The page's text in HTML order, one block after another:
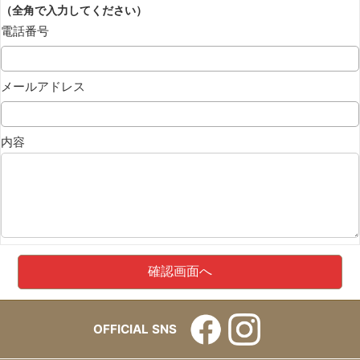
（全角で入力してください）
電話番号
メールアドレス
内容
OFFICIAL SNS